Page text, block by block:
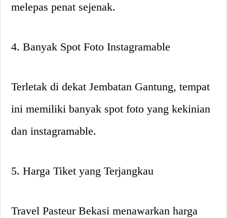
melepas penat sejenak.
4. Banyak Spot Foto Instagramable
Terletak di dekat Jembatan Gantung, tempat
ini memiliki banyak spot foto yang kekinian
dan instagramable.
5. Harga Tiket yang Terjangkau
Travel Pasteur Bekasi menawarkan harga